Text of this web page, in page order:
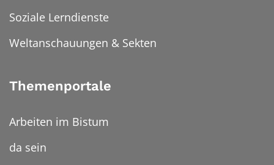
Soziale Lerndienste
Weltanschauungen & Sekten
Themenportale
Arbeiten im Bistum
da sein